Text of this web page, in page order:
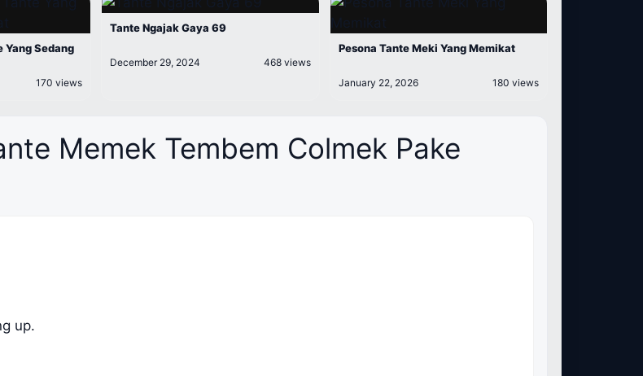
Yang Sedang
170 views
Tante Ngajak Gaya 69
December 29, 2024 468 views
Pesona Tante Meki Yang Memikat
January 22, 2026 180 views
Memek Tembem Colmek Pake
up.